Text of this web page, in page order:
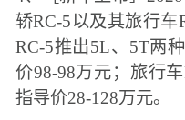
轿RC-5以及其旅行
RC-5推出5L、5T两
价98-98万元；旅行
指导价28-128万元。